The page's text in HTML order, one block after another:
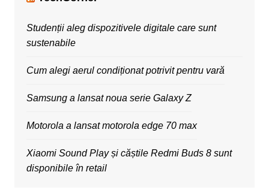
Studenții aleg dispozitivele digitale care sunt
sustenabile
Cum alegi aerul condiționat potrivit pentru vară
Samsung a lansat noua serie Galaxy Z
Motorola a lansat motorola edge 70 max
Xiaomi Sound Play și căștile Redmi Buds 8 sunt
disponibile în retail